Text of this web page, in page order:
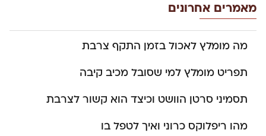
מאמרים אחרונים
מה מומלץ לאכול בזמן התקף צרבת
תפריט מומלץ למי שסובל מכיב קיבה
תסמיני סרטן הוושט וכיצד הוא קשור לצרבת
מהו ריפלוקס כרוני ואיך לטפל בו